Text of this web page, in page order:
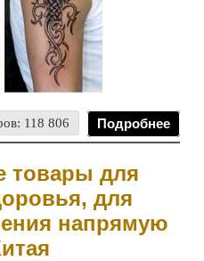
118 806 Подробнее
товары для
для
напрямую